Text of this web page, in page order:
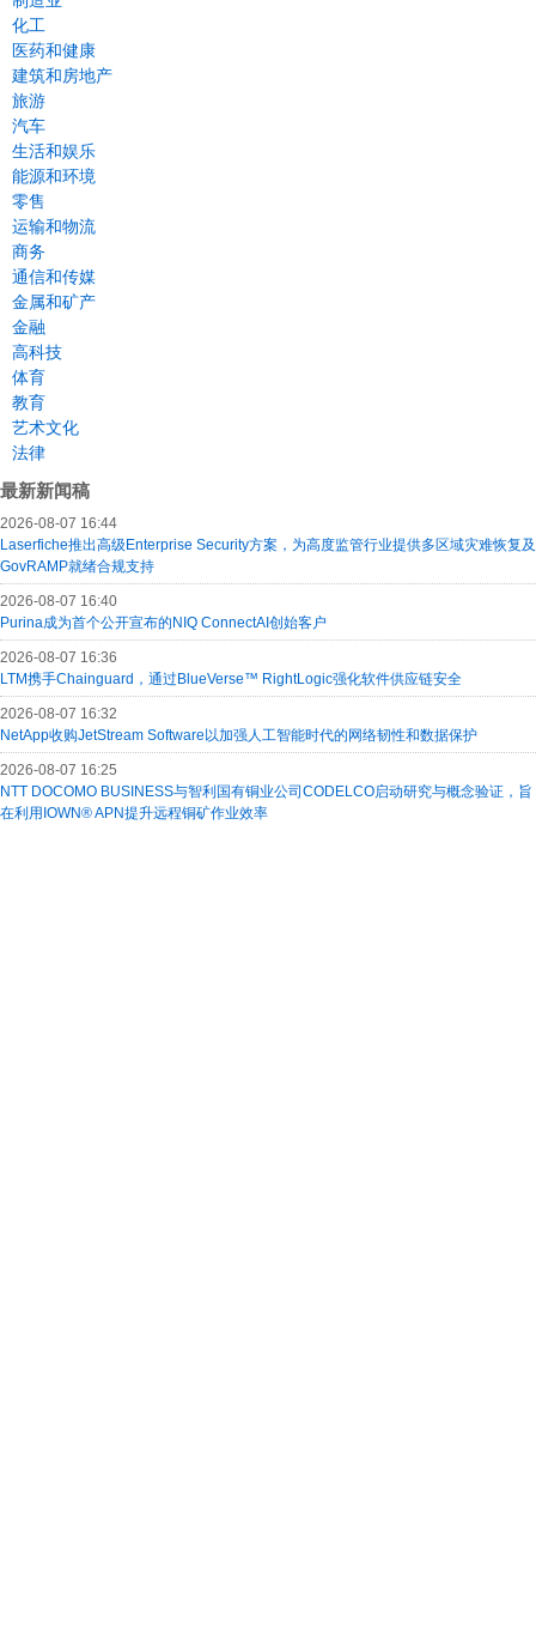
化工
医药和健康
建筑和房地产
旅游
汽车
生活和娱乐
能源和环境
零售
运输和物流
商务
通信和传媒
金属和矿产
金融
高科技
体育
教育
艺术文化
法律
最新新闻稿
2026-08-07 16:44
Laserfiche推出高级Enterprise Security方案，为高度监管行业提供多区域灾难恢复及
GovRAMP就绪合规支持
2026-08-07 16:40
Purina成为首个公开宣布的NIQ ConnectAI创始客户
2026-08-07 16:36
LTM携手Chainguard，通过BlueVerse™ RightLogic强化软件供应链安全
2026-08-07 16:32
NetApp收购JetStream Software以加强人工智能时代的网络韧性和数据保护
2026-08-07 16:25
NTT DOCOMO BUSINESS与智利国有铜业公司CODELCO启动研究与概念验证，旨
在利用IOWN® APN提升远程铜矿作业效率